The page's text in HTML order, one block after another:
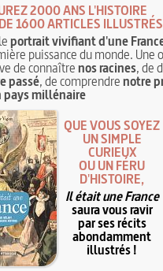
2000 ANS L'HISTOIRE
1600 ARTICLES ILLUSTRÉS
portrait vivifiant d'une
puissance du monde. Une
de connaîtrenos racines, de
passé, de comprendrenotre
millénaire
QUE VOUS SOYEZ
UN SIMPLE
CURIEUX
OU UN FÉRU
D'HISTOIRE,
Il était une France
saura vous ravir
par ses récits
abondamment
illustrés !